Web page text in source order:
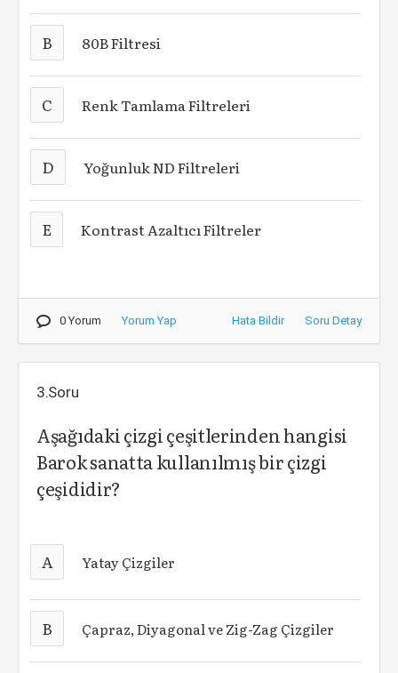
B 80B Filtresi
C Renk Tamlama Filtreleri
D Yoğunluk ND Filtreleri
E Kontrast Azaltıcı Filtreler
0 Yorum Yorum Yap Hata Bildir Soru Detay
3.Soru
Aşağıdaki çizgi çeşitlerinden hangisi
Barok sanatta kullanılmış bir çizgi
çeşididir?
A Yatay Çizgiler
B Çapraz, Diyagonal ve Zig-Zag Çizgiler